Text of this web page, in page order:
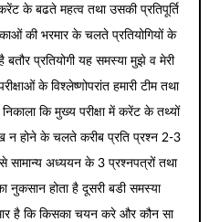
के बढते महत्व तथा उसकी प्रतिपूर्ति
की भरमार के चलते प्रतियोगियों के
बतौर प्रतियोगी यह समस्या मुझे व मेरी
के विश्लेष्णोपरांत हमारी टीम तथा
निकाला कि मुख्य परीक्षा में करेंट के तथ्यों
न होने के चलते करीब प्रति प्रश्न 2-3
सामान्य अध्ययन के 3 प्रश्नपत्रों तथा
होता है दूसरी बडी समस्या
है कि किसका चयन करे और कौन सा